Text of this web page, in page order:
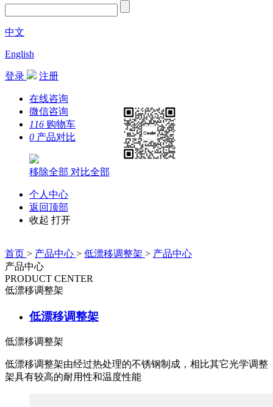
中文
English
登录 注册
在线咨询
微信咨询
116 购物车
0 产品对比
移除全部 对比全部
个人中心
返回顶部
收起 打开
首页 > 产品中心 > 低漂移调整架 > 产品中心
产品中心
PRODUCT CENTER
低漂移调整架
低漂移调整架
低漂移调整架
低漂移调整架由经过热处理的不锈钢制成，相比其它光学调整
架具有较高的耐用性和温度性能